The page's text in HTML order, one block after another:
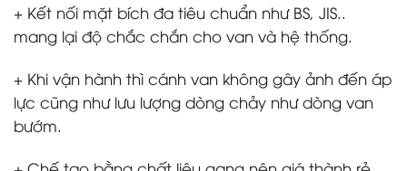
+ Kết nối mặt bích đa tiêu chuẩn như BS, JIS..
mang lại độ chắc chắn cho van và hệ thống.
+ Khi vận hành thì cánh van không gây ảnh đến áp
lực cũng như lưu lượng dòng chảy như dòng van
bướm.